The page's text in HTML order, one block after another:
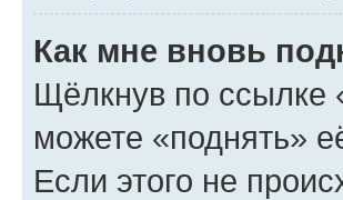
Как мне вновь
Щёлкнув по ссылке
можете «поднять»
Если этого не